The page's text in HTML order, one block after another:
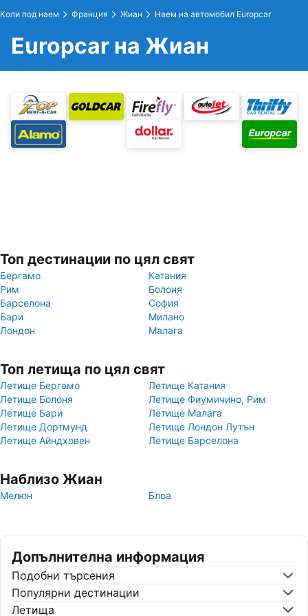
Коли под наем Франция Жиан Наем на автомобил Europcar
Europcar на Жиан
Топ дестинации по цял свят
Бергамо
Катания
Рим
Болоня
Барселона
София
Бари
Милано
Лондон
Малага
Топ летища по цял свят
Летище Бергамо
Летище Катания
Летище Болоня
Летище Фиумичино, Рим
Летище Бари
Летище Малага
Летище Дортмунд
Летище Лондон Лутън
Летище Айндховен
Летище Барселона
Наблизо Жиан
Мелюн Блоа
Допълнителна информация
Подобни търсения
Популярни дестинации
Летища